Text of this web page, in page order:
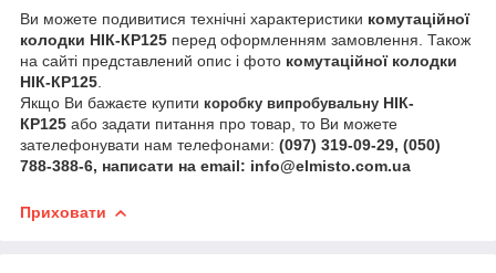
Ви можете подивитися технічні характеристики комутаційної
колодки НІК-КР125 перед оформленням замовлення. Також
на сайті представлений опис і фото комутаційної колодки
НІК-КР125
Якщо Ви бажаєте купити коробку випробувальну НІК-
КР125 або задати питання про товар, то Ви можете
зателефонувати нам телефонами: (097) 319-09-29, (050)
788-388-6, написати на email: info@elmisto.com.ua
Приховати